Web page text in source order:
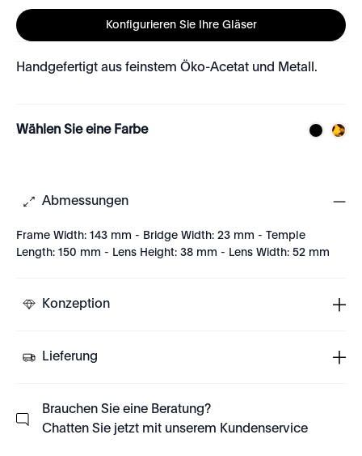
Konfigurieren Sie Ihre Gläser
Handgefertigt aus feinstem Öko-Acetat und Metall.
Wählen Sie eine Farbe
Abmessungen
Frame Width: 143 mm - Bridge Width: 23 mm - Temple
Length: 150 mm - Lens Height: 38 mm - Lens Width: 52 mm
Konzeption
Lieferung
Brauchen Sie eine Beratung?
Chatten Sie jetzt mit unserem Kundenservice